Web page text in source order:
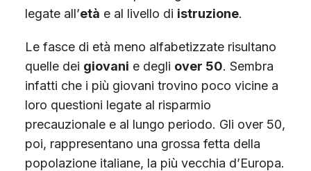
legate all’età e al livello di istruzione.
Le fasce di età meno alfabetizzate risultano
quelle dei giovani e degli over 50. Sembra
infatti che i più giovani trovino poco vicine a
loro questioni legate al risparmio
precauzionale e al lungo periodo. Gli over 50,
poi, rappresentano una grossa fetta della
popolazione italiane, la più vecchia d’Europa.